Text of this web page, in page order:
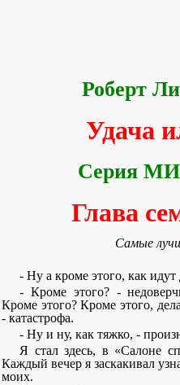
Роберт
Удача
Серия
Глава
Самые
- Ну а кроме этого, как идут
- Кроме этого? -
Кроме этого? Кроме этого,
- катастрофа.
- Ну и ну, как тяжко, -
Я стал здесь, в «Салоне
Каждый вечер я заскакивал
моих.